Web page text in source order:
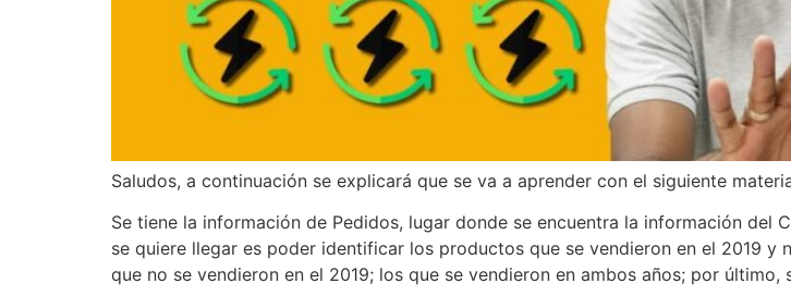
Saludos, a continuación se explicará que se va a aprender con el siguiente
Se tiene la información de Pedidos, lugar donde se encuentra la información
se quiere llegar es poder identificar los productos que se vendieron en el 2019
que no se vendieron en el 2019; los que se vendieron en ambos años; por